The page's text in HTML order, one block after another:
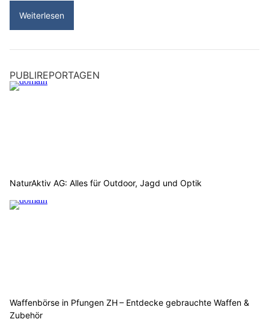
Weiterlesen
PUBLIREPORTAGEN
NaturAktiv AG: Alles für Outdoor, Jagd und Optik
Waffenbörse in Pfungen ZH – Entdecke gebrauchte Waffen &
Zubehör